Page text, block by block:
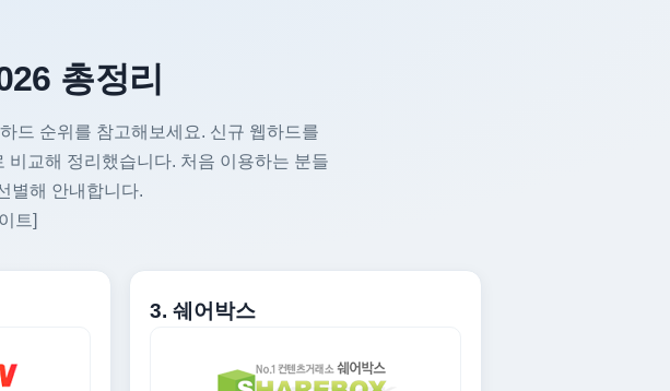
총정리
드 순위를 참고해보세요. 신규 웹하드를
교해 정리했습니다. 처음 이용하는 분들
별해 안내합니다.
트]
3. 쉐어박스